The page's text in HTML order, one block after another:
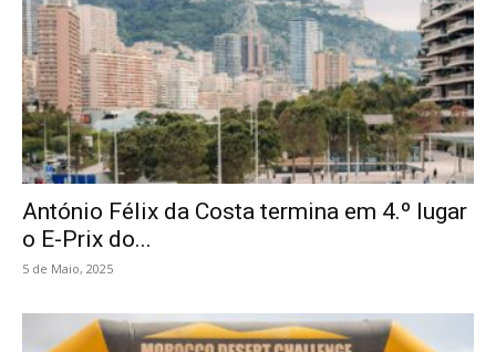
António Félix da Costa termina em 4.º lugar
o E-Prix do...
5 de Maio, 2025